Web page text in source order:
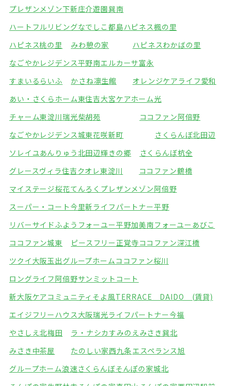
プレザンメゾン下新庄介遊園巽南
ハートフルリビングなでしこ都島ハピネス楓の里
ハピネス桃の里
みわ憩の家
ハピネスわかばの里
なごやかレジデンス平野南エルカーサ富永
すまいるらいふ
かさね凛生館
オレンジケアライフ愛和
あい・さくらホーム東住吉大宮ケアホーム光
チャーム東淀川瑞光柴胡苑
ココファン阿倍野
なごやかレジデンス城東花咲新町
さくらんぼ北田辺
ソレイユあんりゅう 北田辺輝きの郷
さくらんぼ杭全
グレースヴィラ住吉クオレ東淀川
ココファン鶴橋
マイステージ桜花てんろく プレザンメゾン阿倍野
スーパー・コート今里新ライフパートナー平野
リバーサイドふよう フォーユー平野加美南フォーユーあびこ
ココファン城東
ピースフリー正覚寺ココファン深江橋
ツクイ大阪玉出グループホームココファン桜川
ロングライフ阿倍野サンミットコート
新大阪ケアコミュニティそよ風TERRACE DAIDO (賃貸)
エイジフリーハウス大阪瑞光ライフパートナー今福
やさしえ北梅田
ラ・ナシカすみのえみさき巽北
みさき中茶屋
たのしい家西九条エスペランス旭
グループホーム浪速さくらんぼそんぽの家城北